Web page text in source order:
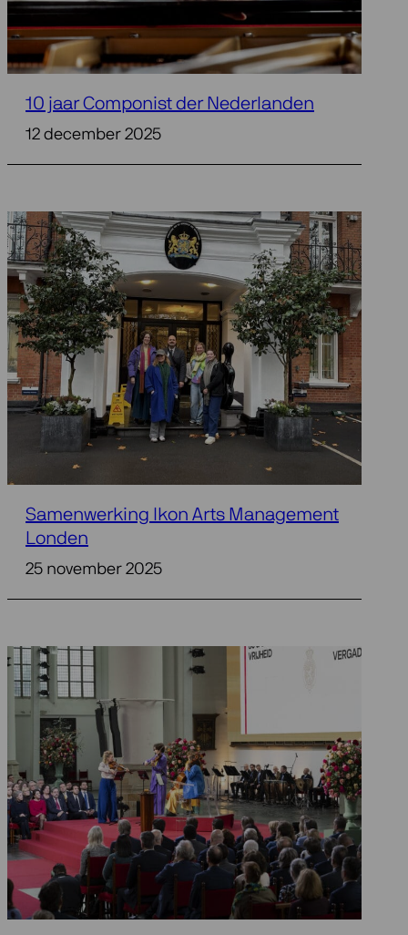
10 jaar Componist der Nederlanden
12 december 2025
Samenwerking Ikon Arts Management
Londen
25 november 2025